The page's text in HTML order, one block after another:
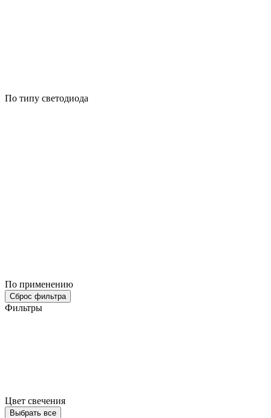
По типу светодиода
По применению
Сброс фильтра
Фильтры
Цвет свечения
Выбрать все